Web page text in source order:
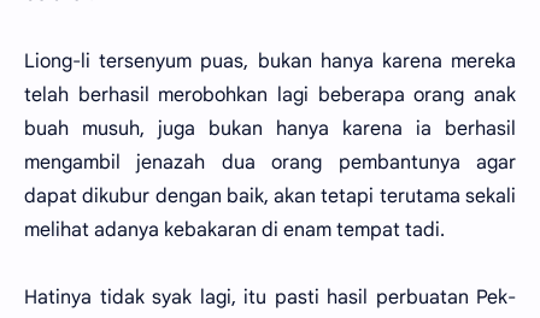
Liong-li tersenyum puas, bukan hanya karena mereka
telah berhasil merobohkan lagi beberapa orang anak
buah musuh, juga bukan hanya karena ia berhasil
mengambil jenazah dua orang pembantunya agar
dapat dikubur dengan baik, akan tetapi terutama sekali
melihat adanya kebakaran di enam tempat tadi.
Hatinya tidak syak lagi, itu pasti hasil perbuatan Pek-